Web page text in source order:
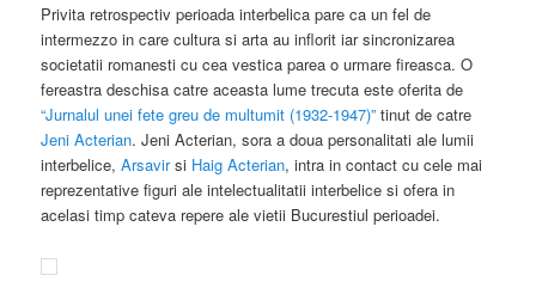
Privita retrospectiv perioada interbelica pare ca un fel de
intermezzo in care cultura si arta au inflorit iar sincronizarea
societatii romanesti cu cea vestica parea o urmare fireasca. O
fereastra deschisa catre aceasta lume trecuta este oferita de
“Jurnalul unei fete greu de multumit (1932-1947)” tinut de catre
Jeni Acterian. Jeni Acterian, sora a doua personalitati ale lumii
interbelice,Arsavirsi Haig Acterian, intra in contact cu cele mai
reprezentative figuri ale intelectualitatii interbelice si ofera in
acelasi timp cateva repere ale vietii Bucurestiul perioadei.